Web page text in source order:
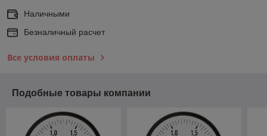
Наличными
Безналичный расчет
Все условия оплаты
Подобные товары компании